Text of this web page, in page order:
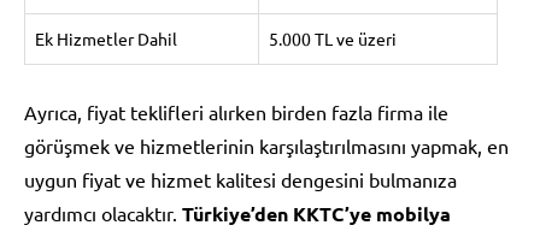
Ek Hizmetler Dahil 5.000 TL ve üzeri
Ayrıca, fiyat teklifleri alırken birden fazla firma ile
görüşmek ve hizmetlerinin karşılaştırılmasını yapmak, en
uygun fiyat ve hizmet kalitesi dengesini bulmanıza
yardımcı olacaktır. Türkiye’den KKTC’ye mobilya